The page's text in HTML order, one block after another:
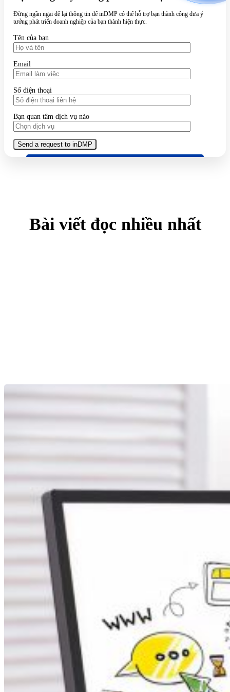
Đừng ngần ngại để lại thông tin để inDMP có thể hỗ trợ bạn thành công đưa ý
tưởng phát triển doanh nghiệp của bạn thành hiện thực.
Tên của bạn
Email
Số điện thoại
Bạn quan tâm dịch vụ nào
Bài viết đọc nhiều nhất